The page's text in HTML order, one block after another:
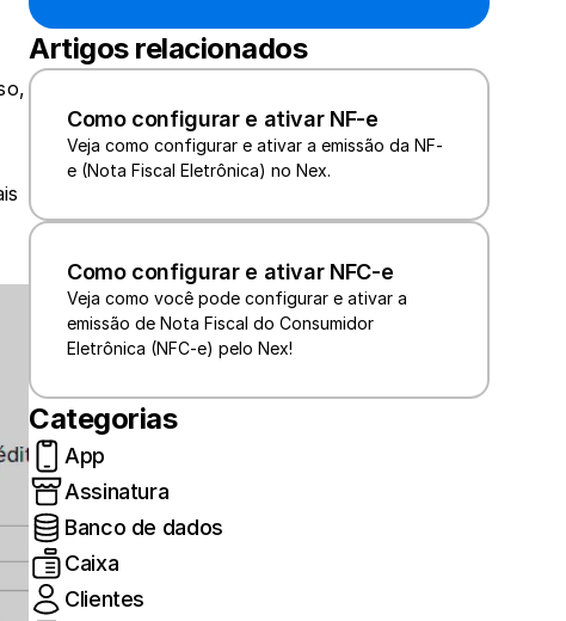
Artigos relacionados
Como configurar e ativar NF-e
Veja como configurar e ativar a emissão da NF-
Como configurar e ativar NFC-e
Veja como você pode configurar e ativar a
emissão de Nota Fiscal do Consumidor
Eletrônica (NFC-e) pelo Nex!
Categorias
App
Assinatura
Banco de dados
Caixa
Clientes